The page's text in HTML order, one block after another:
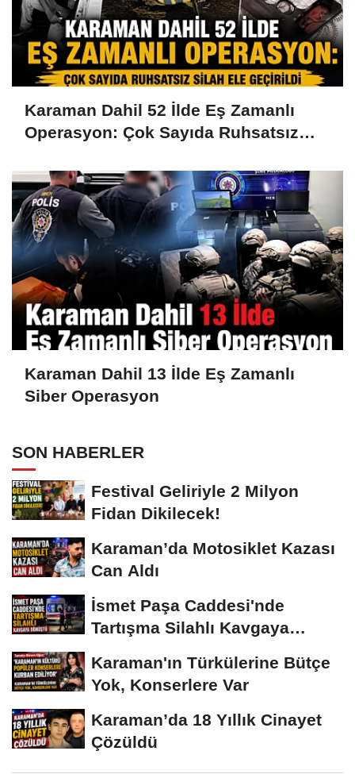
Karaman Dahil 52 İlde Eş Zamanlı
Operasyon: Çok Sayıda Ruhsatsız
Karaman Dahil 13 İlde Eş Zamanlı
Siber Operasyon
SON HABERLER
Festival Geliriyle 2 Milyon
Fidan Dikilecek!
Karaman’da Motosiklet Kazası
Can Aldı
İsmet Paşa Caddesi'nde
Tartışma Silahlı Kavgaya
Karaman'ın Türkülerine Bütçe
Yok, Konserlere Var
Karaman’da 18 Yıllık Cinayet
Çözüldü